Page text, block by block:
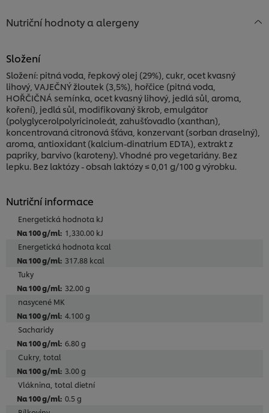
Nutriční hodnoty a alergeny
Složení
Složení: pitná voda, řepkový olej (29%), cukr, ocet kvasný
lihový, VAJEČNÝ žloutek (3,5%), hořčice (pitná voda,
HOŘČIČNÁ semínka, ocet kvasný lihový, jedlá sůl, aroma,
koření), jedlá sůl, modifikovaný škrob, emulgátor
(polyglycerolpolyricinoleát, zahušťovadlo (xanthan),
koncentrovaná citronová šťáva, konzervant (sorban draselný),
aroma, antioxidant (kalcium-dinatrium EDTA), extrakt z
papriky, barvivo (karoteny). Vhodné pro vegetariány. Bez
lepku. Bez laktózy - obsah laktózy ≤ 0,01 g/100 g výrobku.
Nutriční informace
Energetická hodnota kJ
1,330.00 kJ
Energetická hodnota kcal
317.88 kcal
Tuky
32.00 g
nasycené MK
4.100 g
Sacharidy
6.80 g
Cukry, total
3.00 g
Vláknina, total dietní
0.5 g